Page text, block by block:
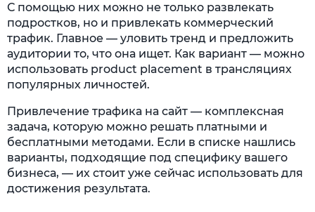
С помощью них можно не только развлекать
подростков, но и привлекать коммерческий
трафик. Главное — уловить тренд и предложить
аудитории то, что она ищет. Как вариант — можно
использовать product placement в трансляциях
популярных личностей.
Привлечение трафика на сайт — комплексная
задача, которую можно решать платными и
бесплатными методами. Если в списке нашлись
варианты, подходящие под специфику вашего
бизнеса, — их стоит уже сейчас использовать для
достижения результата.